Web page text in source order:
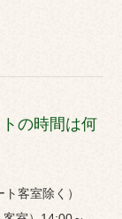
の時間は何
客室除く）